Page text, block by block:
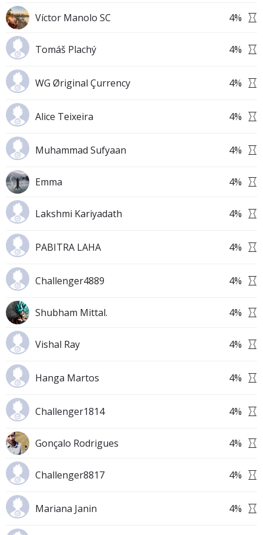
Víctor Manolo SC 4%
Tomáš Plachý 4%
WG Øriginal Çurrency 4%
Alice Teixeira 4%
Muhammad Sufyaan 4%
Emma 4%
Lakshmi Kariyadath 4%
PABITRA LAHA 4%
Challenger4889 4%
Shubham Mittal. 4%
Vishal Ray 4%
Hanga Martos 4%
Challenger1814 4%
Gonçalo Rodrigues 4%
Challenger8817 4%
Mariana Janin 4%